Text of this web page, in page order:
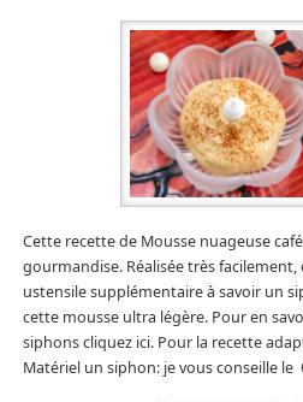
Cette recette de Mousse nuageuse
gourmandise. Réalisée très
ustensile supplémentaire à savoir un
cette mousse ultra légère. Pour en
siphons cliquez ici. Pour la recette
Matériel un siphon: je vous conseille le